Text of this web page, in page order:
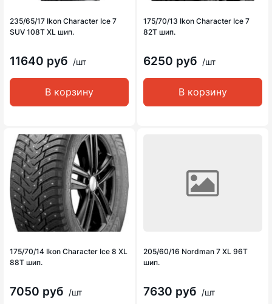
235/65/17 Ikon Character Ice 7
SUV 108T XL шип.
11640 руб /шт
В корзину
175/70/13 Ikon Character Ice 7
82T шип.
6250 руб /шт
В корзину
175/70/14 Ikon Character Ice 8 XL
88T шип.
7050 руб /шт
205/60/16 Nordman 7 XL 96T
шип.
7630 руб /шт